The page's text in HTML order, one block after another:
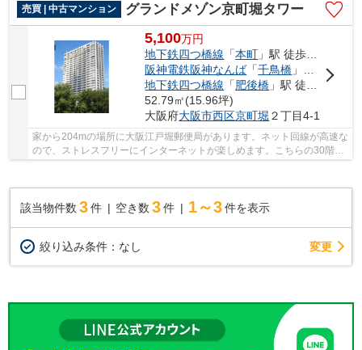
売買 | 中古マンション
グランドメゾン京町堀タワー
5,100万円
地下鉄四つ橋線 「本町 」駅 徒歩9分
阪神電鉄阪神なんば「千鳥橋 」駅 徒歩9分
地下鉄四つ橋線 「肥後橋 」駅 徒歩9分
52.79㎡(15.96坪)
大阪府大阪市西区京町堀 ２丁目4-1
家から204mの場所に大阪江戸堀郵便局があります。ネット回線が高速な
ので、ストレスフリーにインターネットが楽しめます。こちらの30階建
ての物件はいかがでしょうか。充実した住まい...
該当物件数 3件 空き数 3 件 1～3 件を表示
絞り込み条件： なし 変更